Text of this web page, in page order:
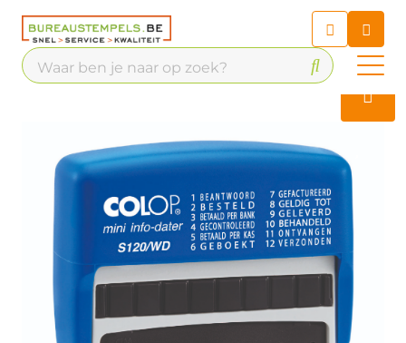
Chat 24/7 met onze chatbot
voor hulp
Contact